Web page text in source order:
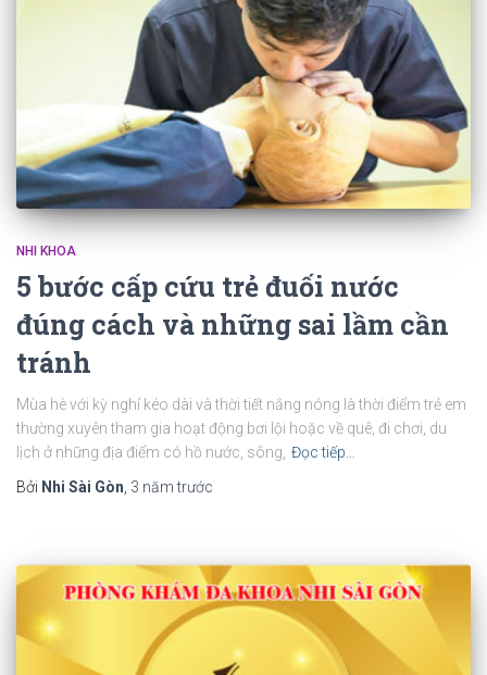
NHI KHOA
5 bước cấp cứu trẻ đuối nước
đúng cách và những sai lầm cần
tránh
Mùa hè với kỳ nghỉ kéo dài và thời tiết nắng nóng là thời điểm trẻ em
thường xuyên tham gia hoạt động bơi lội hoặc về quê, đi chơi, du
lịch ở những địa điểm có hồ nước, sông, Đọc tiếp…
Bởi Nhi Sài Gòn 3 nămtrước